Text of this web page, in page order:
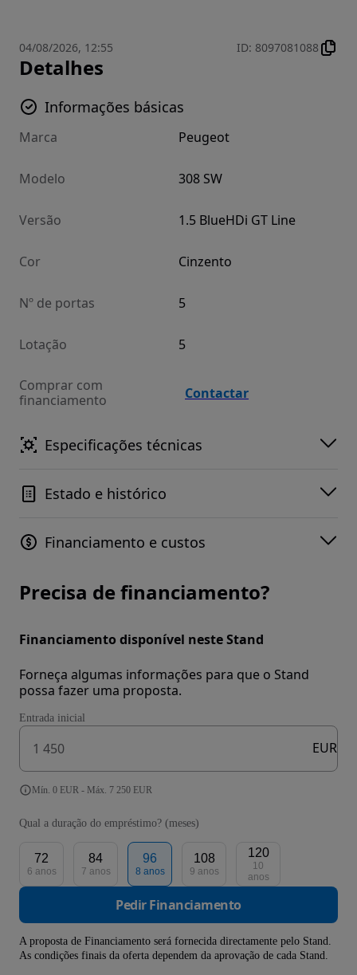
04/08/2026, 12:55 ID: 8097081088
Detalhes
Informações básicas
Marca Peugeot
Modelo 308 SW
Versão 1.5 BlueHDi GT Line
Cor Cinzento
Nº de portas 5
Lotação 5
Comprar com
financiamento
Contactar
Especificações técnicas
Estado e histórico
Financiamento e custos
Precisa de financiamento?
Financiamento disponível neste Stand
Forneça algumas informações para que o Stand
possa fazer uma proposta.
Entrada inicial
EUR
Mín. 0 EUR - Máx. 7 250 EUR
Qual a duração do empréstimo? (meses)
72
6 anos
84
7 anos
96
8 anos
108
9 anos
120
10
anos
Pedir Financiamento
A proposta de Financiamento será fornecida directamente pelo Stand.
As condições finais da oferta dependem da aprovação de cada Stand.